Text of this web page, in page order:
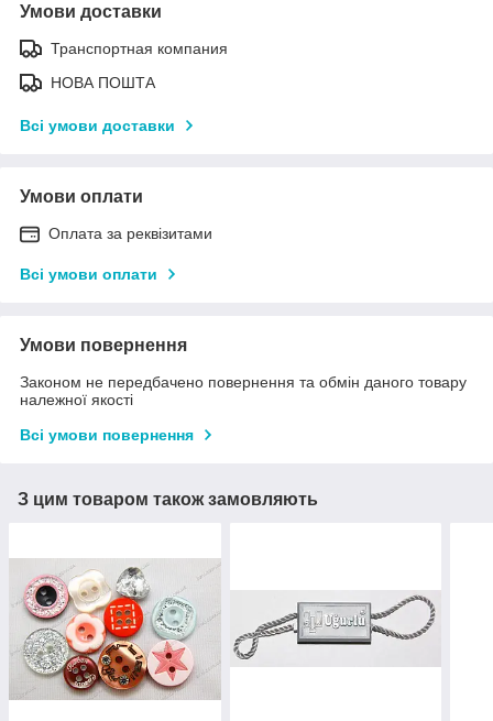
Умови доставки
Транспортная компания
НОВА ПОШТА
Всі умови доставки
Умови оплати
Оплата за реквізитами
Всі умови оплати
Умови повернення
Законом не передбачено повернення та обмін даного товару
належної якості
Всі умови повернення
З цим товаром також замовляють